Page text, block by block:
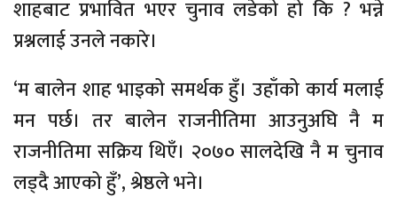
शाहबाट प्रभावित भएर चुनाव लडेको हो कि ? भन्ने
प्रश्नलाई उनले नकारे।
‘म बालेन शाह भाइको समर्थक हुँ। उहाँको कार्य मलाई
मन पर्छ। तर बालेन राजनीतिमा आउनुअघि नै म
राजनीतिमा सक्रिय थिएँ। २०७० सालदेखि नै म चुनाव
लड्दै आएको हुँ’, श्रेष्ठले भने।